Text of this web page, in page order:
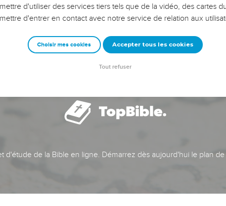
avec plus de sagesse afin que leurs erreurs
ministère, une équipe, un groupe ou une famille,
d'étude de la Bible en ligne. Démarrez dès aujourd'hui le plan
d'utiliser des services tiers tels que de la vidéo, des cartes
d'entrer en contact avec notre service de relation aux
Choisir mes cookies Accepter tous les cookies
Tout refuser